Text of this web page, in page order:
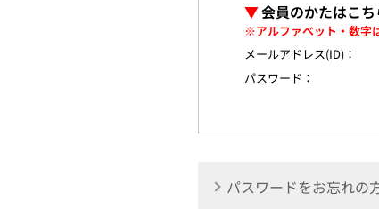
▼会員のかたはこち
※アルファベット・数字
メールアドレス(ID)：
パスワード：
パスワードをお忘れの